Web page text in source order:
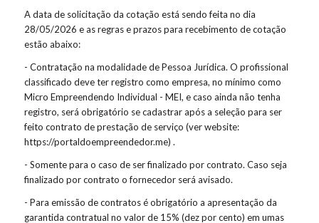
A data de solicitação da cotação está sendo feita no dia
28/05/2026 e as regras e prazos para recebimento de cotação
estão abaixo:
- Contratação na modalidade de Pessoa Jurídica. O profissional
classificado deve ter registro como empresa, no mínimo como
Micro Empreendendo Individual - MEI, e caso ainda não tenha
registro, será obrigatório se cadastrar após a seleção para ser
feito contrato de prestação de serviço (ver website:
https://portaldoempreendedor.me) .
- Somente para o caso de ser finalizado por contrato. Caso seja
finalizado por contrato o fornecedor será avisado.
- Para emissão de contratos é obrigatório a apresentação da
garantida contratual no valor de 15% (dez por cento) em umas